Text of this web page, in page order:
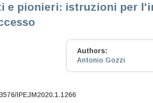
e pionieri: istruzioni per
Authors:
Antonio Gozzi
IPEJM2020.1.1266